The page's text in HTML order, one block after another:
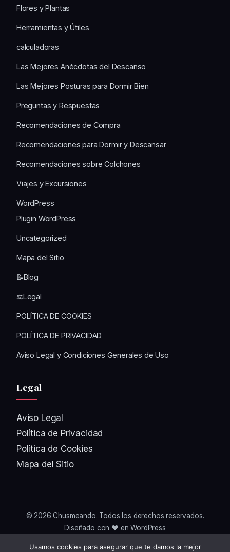
Flores y Plantas
Herramientas y Útiles
calculadoras
Las Mejores Anécdotas del Descanso
Las Mejores Posturas para Dormir Bien
Preguntas y Respuestas
Recomendaciones de Compra
Recomendaciones para Dormir y Descansar
Recomendaciones sobre Colchones
Viajes y Excursiones
WordPress
Plugin WordPress
Uncategorized
Mapa del Sitio
📝Blog
⚖️Legal
POLÍTICA DE COOKIES
POLÍTICA DE PRIVACIDAD
Aviso Legal y Condiciones Generales de Uso
Legal
Aviso Legal
Política de Privacidad
Política de Cookies
Mapa del Sitio
© 2026Chusmeando. Todos los derechos reservados.
Diseñado con ❤️ en WordPress
Usamos cookies para asegurar que te damos la mejor